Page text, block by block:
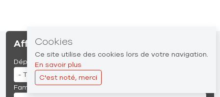
Affiner la recherche
Départements
Familles de produits
Cookies
Ce site utilise des cookies lors de votre navigation.
En savoir plus
C'est noté, merci